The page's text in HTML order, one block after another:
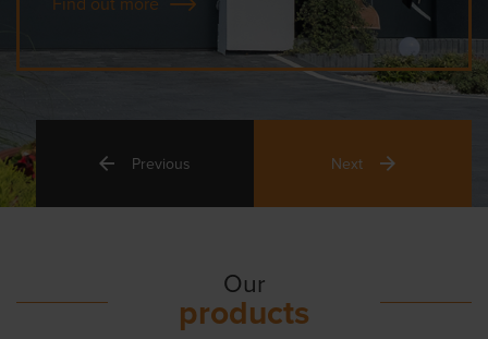
Find out more
Previous Next
Our
products